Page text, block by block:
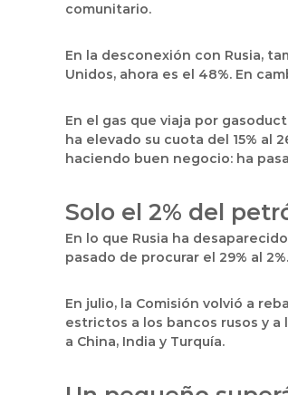
comunitario.
En la desconexión con Rusia,
Unidos, ahora es el 48%. En
En el gas que viaja por
ha elevado su cuota del 15% al
haciendo buen negocio: ha
Solo el 2% del
En lo que Rusia ha
pasado de procurar el 29% al
En julio, la Comisión volvió a
estrictos a los bancos rusos y
a China, India y Turquía.